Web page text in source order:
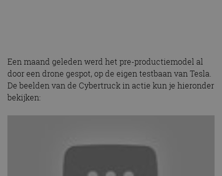
Een maand geleden werd het pre-productiemodel al
door een drone gespot, op de eigen testbaan van Tesla.
De beelden van de Cybertruck in actie kun je hieronder
bekijken: